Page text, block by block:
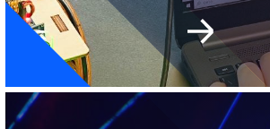
Immagine